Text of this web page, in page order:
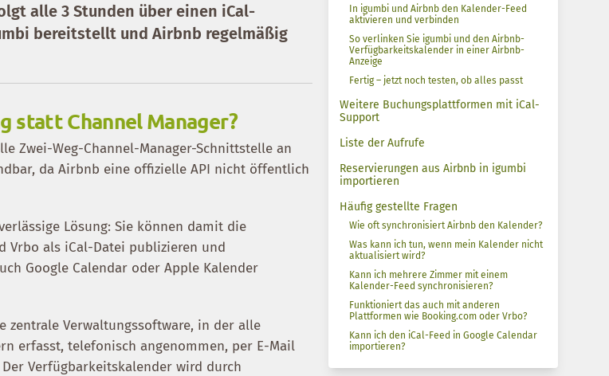
In igumbi und Airbnb den Kalender-Feed
aktivieren und verbinden
So verlinken Sie igumbi und den Airbnb-
Verfügbarkeitskalender in einer Airbnb-
Anzeige
Fertig – jetzt noch testen, ob alles passt
Weitere Buchungsplattformen mit iCal-
Support
Liste der Aufrufe
Reservierungen aus Airbnb in igumbi
importieren
Häufig gestellte Fragen
Wie oft synchronisiert Airbnb den Kalender?
Was kann ich tun, wenn mein Kalender nicht
aktualisiert wird?
Kann ich mehrere Zimmer mit einem
Kalender-Feed synchronisieren?
Funktioniert das auch mit anderen
Plattformen wie Booking.com oder Vrbo?
Kann ich den iCal-Feed in Google Calendar
importieren?
alle 3 Stunden über einen iCal-
bereitstellt und Airbnb regelmäßig
statt Channel Manager?
Zwei-Weg-Channel-Manager-Schnittstelle an
da Airbnb eine offizielle API nicht öffentlich
Lösung: Sie können damit die
Vrbo als iCal-Datei publizieren und
Google Calendar oder Apple Kalender
zentrale Verwaltungssoftware, in der alle
erfasst, telefonisch angenommen, per E-Mail
Verfügbarkeitskalender wird durch